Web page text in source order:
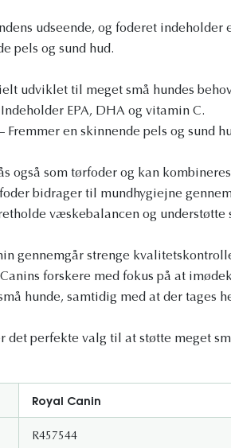
udseende, og foderet
pels og sund hud.
udviklet til meget små hundes
EPA, DHA og vitamin C.
Fremmer en skinnende pels og sund
også som tørfoder og kan
bidrager til mundhygiejne
væskebalancen og understøtte
gennemgår strenge
forskere med fokus på at
hunde, samtidig med at der tages
det perfekte valg til at støtte meget
Royal Canin
R457544